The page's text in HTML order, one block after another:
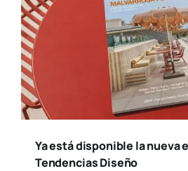
Ya está disponible la nueva
Tendencias Diseño